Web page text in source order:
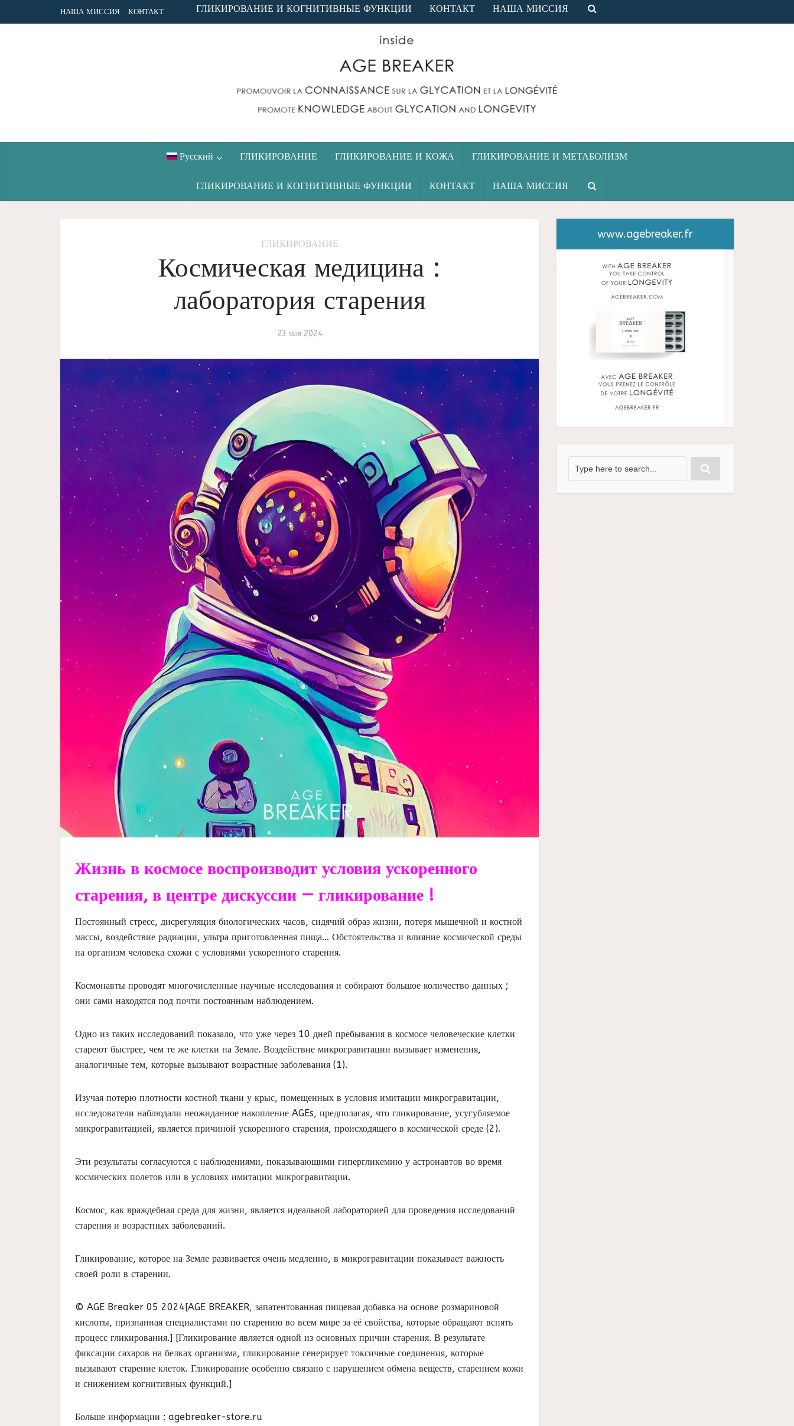
ГЛИКИРОВАНИЕ И КОГНИТИВНЫЕ ФУНКЦИИ КОНТАКТ НАША МИССИЯ
НАША МИССИЯ КОНТАКТ
Русский ГЛИКИРОВАНИЕ ГЛИКИРОВАНИЕ И КОЖА ГЛИКИРОВАНИЕ И МЕТАБОЛИЗМ
ГЛИКИРОВАНИЕ И КОГНИТИВНЫЕ ФУНКЦИИ КОНТАКТ НАША МИССИЯ
ГЛИКИРОВАНИЕ
Космическая медицина :
лаборатория старения
23 мая 2024
Жизнь в космосе воспроизводит условия ускоренного
старения, в центре дискуссии — гликирование !
Постоянный стресс, дисрегуляция биологических часов, сидячий образ жизни, потеря мышечной и костной
массы, воздействие радиации, ультра приготовленная пища… Обстоятельства и влияние космической среды
на организм человека схожи с условиями ускоренного старения.
Космонавты проводят многочисленные научные исследования и собирают большое количество данных ;
они сами находятся под почти постоянным наблюдением.
Одно из таких исследований показало, что уже через 10 дней пребывания в космосе человеческие клетки
стареют быстрее, чем те же клетки на Земле. Воздействие микрогравитации вызывает изменения,
аналогичные тем, которые вызывают возрастные заболевания (1).
Изучая потерю плотности костной ткани у крыс, помещенных в условия имитации микрогравитации,
исследователи наблюдали неожиданное накопление AGEs, предполагая, что гликирование, усугубляемое
микрогравитацией, является причиной ускоренного старения, происходящего в космической среде (2).
Эти результаты согласуются с наблюдениями, показывающими гипергликемию у астронавтов во время
космических полетов или в условиях имитации микрогравитации.
Космос, как враждебная среда для жизни, является идеальной лабораторией для проведения исследований
старения и возрастных заболеваний.
Гликирование, которое на Земле развивается очень медленно, в микрогравитации показывает важность
своей роли в старении.
© AGE Breaker 05 2024[AGE BREAKER, запатентованная пищевая добавка на основе розмариновой
кислоты, признанная специалистами по старению во всем мире за её свойства, которые обращают вспять
процесс гликирования.] [Гликирование является одной из основных причин старения. В результате
фиксации сахаров на белках организма, гликирование генерирует токсичные соединения, которые
вызывают старение клеток. Гликирование особенно связано с нарушением обмена веществ, старением кожи
и снижением когнитивных функций.]
Больше информации : agebreaker-store.ru
www.agebreaker.fr